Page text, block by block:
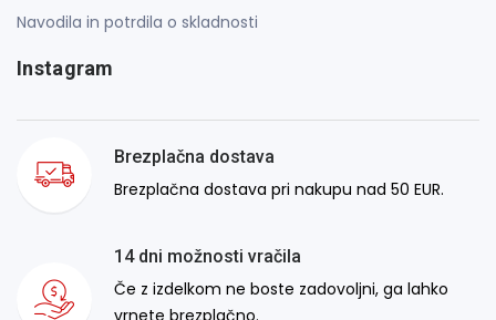
Navodila in potrdila o skladnosti
Instagram
Brezplačna dostava
Brezplačna dostava pri nakupu nad 50 EUR.
14 dni možnosti vračila
Če z izdelkom ne boste zadovoljni, ga lahko
vrnete brezplačno.